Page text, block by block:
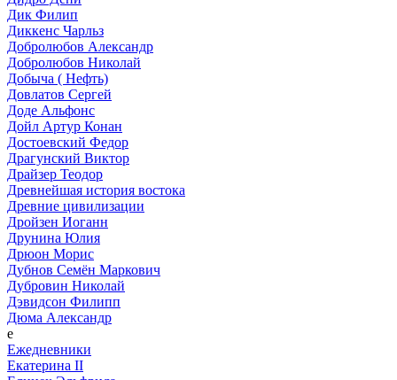
Дик Филип
Диккенс Чарльз
Добролюбов Александр
Добролюбов Николай
Добыча ( Нефть)
Довлатов Сергей
Доде Альфонс
Дойл Артур Конан
Достоевский Федор
Драгунский Виктор
Драйзер Теодор
Древнейшая история востока
Древние цивилизации
Дройзен Иоганн
Друнина Юлия
Дрюон Морис
Дубнов Семён Маркович
Дубровин Николай
Дэвидсон Филипп
Дюма Александр
е
Ежедневники
Екатерина II